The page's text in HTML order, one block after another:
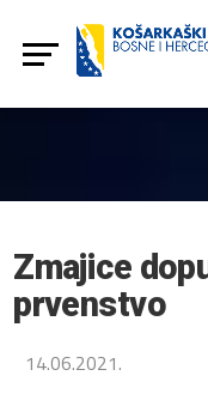
Zmajice
prvenstvo
14.06.2021.